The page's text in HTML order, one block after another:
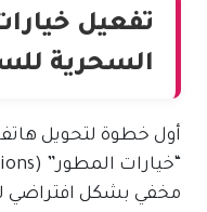
تفعيل
السحرية
أول خطوة لتحويل
مخفي بشكل افتراضي